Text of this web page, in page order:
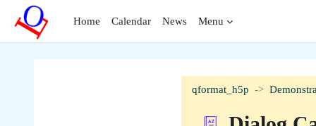
Skip to main content
Home
Calendar News Menu
qformat_h5p